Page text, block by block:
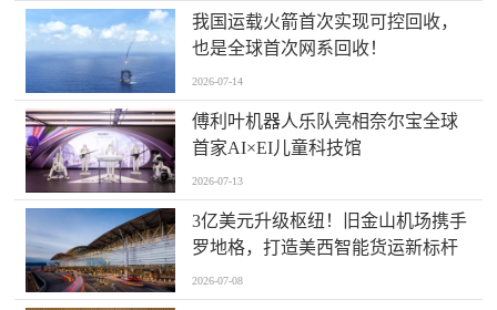
我国运载火箭首次实现可控回收，
也是全球首次网系回收！
2026-07-14
傅利叶机器人乐队亮相奈尔宝全球
首家AI×EI儿童科技馆
2026-07-13
​3亿美元升级枢纽！旧金山机场携手
罗地格，打造美西智能货运新标杆
2026-07-08